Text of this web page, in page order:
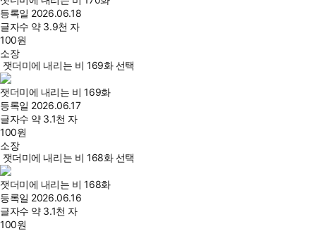
등록일 2026.06.18
글자수 약 3.9천 자
100원
소장
잿더미에 내리는 비 169화 선택
잿더미에 내리는 비 169화
등록일 2026.06.17
글자수 약 3.1천 자
100원
소장
잿더미에 내리는 비 168화 선택
잿더미에 내리는 비 168화
등록일 2026.06.16
글자수 약 3.1천 자
100원